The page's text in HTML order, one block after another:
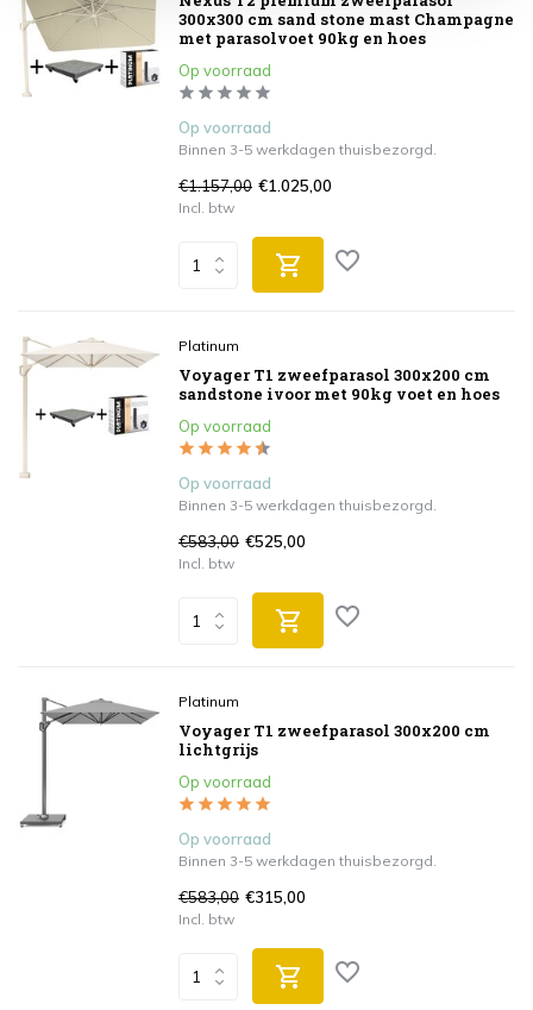
300x300 cm sand stone mast Champagne
met parasolvoet 90kg en hoes
Op voorraad
Op voorraad
Binnen 3-5 werkdagen thuisbezorgd.
€1.157,00 €1.025,00
Incl. btw
Platinum
Voyager T1 zweefparasol 300x200 cm
sandstone ivoor met 90kg voet en hoes
Op voorraad
Op voorraad
Binnen 3-5 werkdagen thuisbezorgd.
€583,00 €525,00
Incl. btw
Platinum
Voyager T1 zweefparasol 300x200 cm
lichtgrijs
Op voorraad
Op voorraad
Binnen 3-5 werkdagen thuisbezorgd.
€583,00 €315,00
Incl. btw